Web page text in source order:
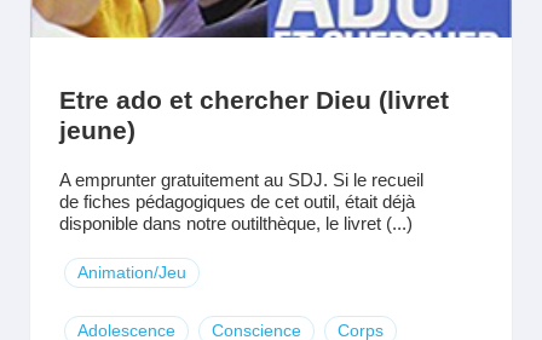
Etre ado et chercher Dieu (livret
jeune)
A emprunter gratuitement au SDJ. Si le recueil
de fiches pédagogiques de cet outil, était déjà
disponible dans notre outilthèque, le livret (...)
Animation/Jeu
Adolescence Conscience Corps